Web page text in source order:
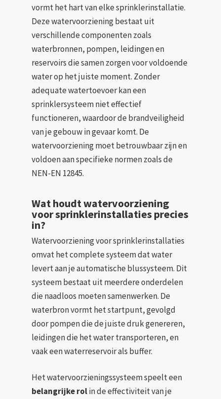
vormt het hart van elke sprinklerinstallatie.
Deze watervoorziening bestaat uit
verschillende componenten zoals
waterbronnen, pompen, leidingen en
reservoirs die samen zorgen voor voldoende
water op het juiste moment. Zonder
adequate watertoevoer kan een
sprinklersysteem niet effectief
functioneren, waardoor de brandveiligheid
van je gebouw in gevaar komt. De
watervoorziening moet betrouwbaar zijn en
voldoen aan specifieke normen zoals de
NEN-EN 12845.
Wat houdt watervoorziening
voor sprinklerinstallaties precies
in?
Watervoorziening voor sprinklerinstallaties
omvat het complete systeem dat water
levert aan je automatische blussysteem. Dit
systeem bestaat uit meerdere onderdelen
die naadloos moeten samenwerken. De
waterbron vormt het startpunt, gevolgd
door pompen die de juiste druk genereren,
leidingen die het water transporteren, en
vaak een waterreservoir als buffer.
Het watervoorzieningssysteem speelt een
belangrijke rolin de effectiviteit van je